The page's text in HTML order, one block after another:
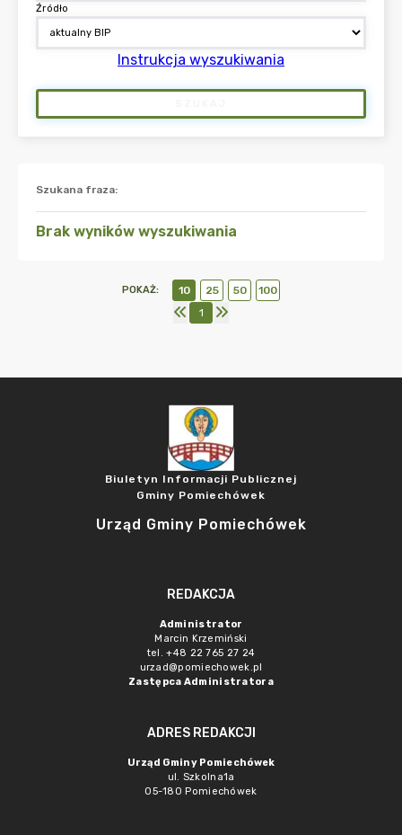
Źródło
Instrukcja wyszukiwania
Szukana fraza:
Brak wyników wyszukiwania
POKAŻ: 10 25 50
100
1
Biuletyn Informacji Publicznej
Gminy Pomiechówek
Urząd Gminy Pomiechówek
REDAKCJA
Administrator
Marcin Krzemiński
tel. +48 22 765 27 24
urzad@pomiechowek.pl
Zastępca Administratora
ADRES REDAKCJI
Urząd Gminy Pomiechówek
ul. Szkolna1a
05-180 Pomiechówek